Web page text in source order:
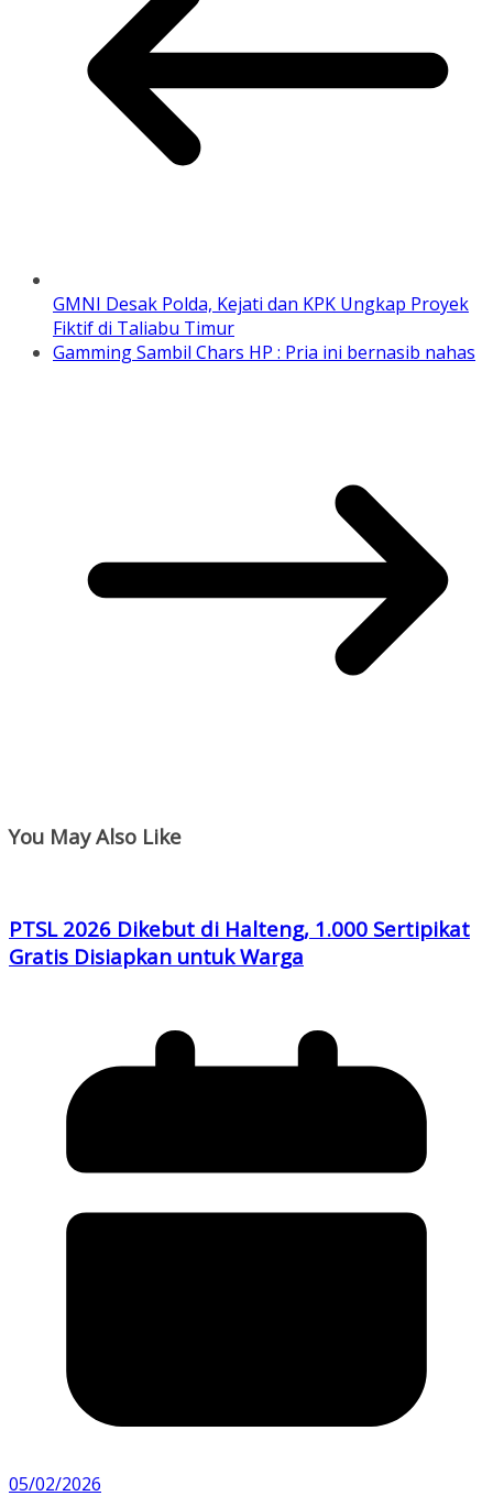
GMNI Desak Polda, Kejati dan KPK Ungkap Proyek
Fiktif di Taliabu Timur
Gamming Sambil Chars HP : Pria ini bernasib nahas
You May Also Like
PTSL 2026 Dikebut di Halteng, 1.000 Sertipikat
Gratis Disiapkan untuk Warga
05/02/2026